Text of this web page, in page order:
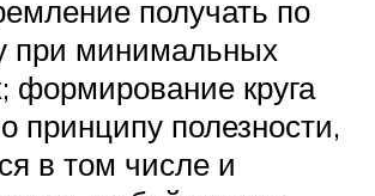
получать по
при минимальных
формирование круга
принципу полезности,
в том числе и